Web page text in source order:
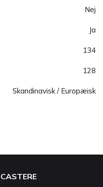
Nej
Ja
134
128
Skandinavisk / Europæisk
CASTERE